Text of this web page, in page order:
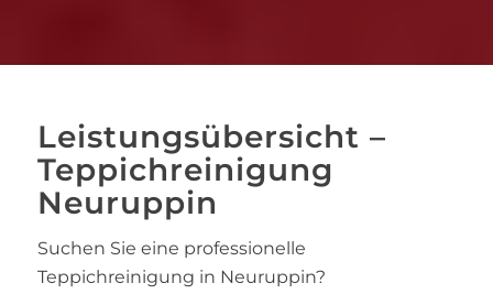
Leistungsübersicht –
Teppichreinigung
Neuruppin
Suchen Sie eine professionelle
Teppichreinigung in Neuruppin?